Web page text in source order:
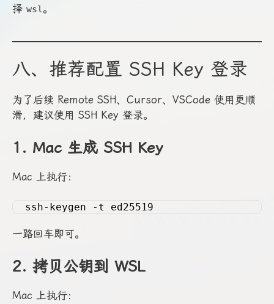
择 wsl 。
八、推荐配置 SSH Key 登录
为了后续 Remote SSH、Cursor、VSCode 使用更顺
滑，建议使用 SSH Key 登录。
1. Mac 生成 SSH Key
Mac 上执行：
ssh-keygen -t ed25519
一路回车即可。
2. 拷贝公钥到 WSL
Mac 上执行：